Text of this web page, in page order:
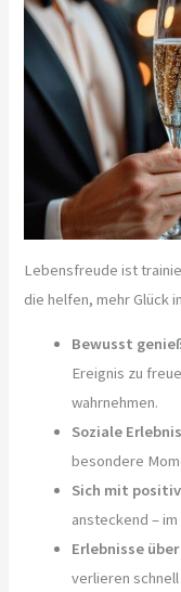
Lebensfreude ist
die helfen, mehr Glück
Bewusst
Ereignis zu
wahrnehmen.
Soziale
besondere
Sich mit
ansteckend –
Erlebnisse
verlieren